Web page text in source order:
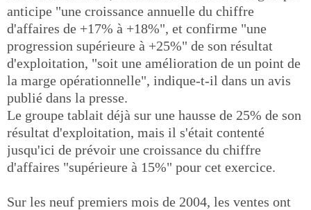
anticipe "une croissance annuelle du chiffre
d'affaires de +17% à +18%", et confirme "une
progression supérieure à +25%" de son résultat
d'exploitation, "soit une amélioration de un point de
la marge opérationnelle", indique-t-il dans un avis
publié dans la presse.
Le groupe tablait déjà sur une hausse de 25% de son
résultat d'exploitation, mais il s'était contenté
jusqu'ici de prévoir une croissance du chiffre
d'affaires "supérieure à 15%" pour cet exercice.
Sur les neuf premiers mois de 2004, les ventes ont